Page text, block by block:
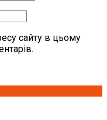
сайту в цьому